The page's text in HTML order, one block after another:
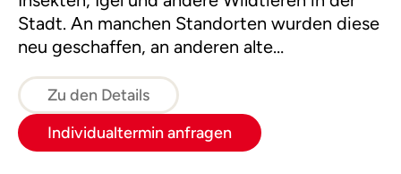
Stadt. An manchen Standorten wurden diese
neu geschaffen, an anderen alte
stehen natürlich die bestäubenden Insekten,
vorrangig Wildbienen. Durch Beobachtung
und Beurteilung der direkten Umgebung wird
Zu den Details
Individualtermin anfragen